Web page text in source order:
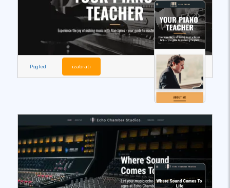
Pogled izabrati